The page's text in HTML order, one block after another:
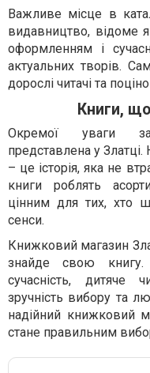
Важливе місце в
видавництво, відоме
оформленням і
актуальних творів.
дорослі читачі та
Книги,
Окремої уваги
представлена у
– це історія, яка не
книги роблять
цінним для тих, хто
сенси.
Книжковий магазин
знайде свою
сучасність, дитяче
зручність вибору та
надійний книжковий
стане правильним